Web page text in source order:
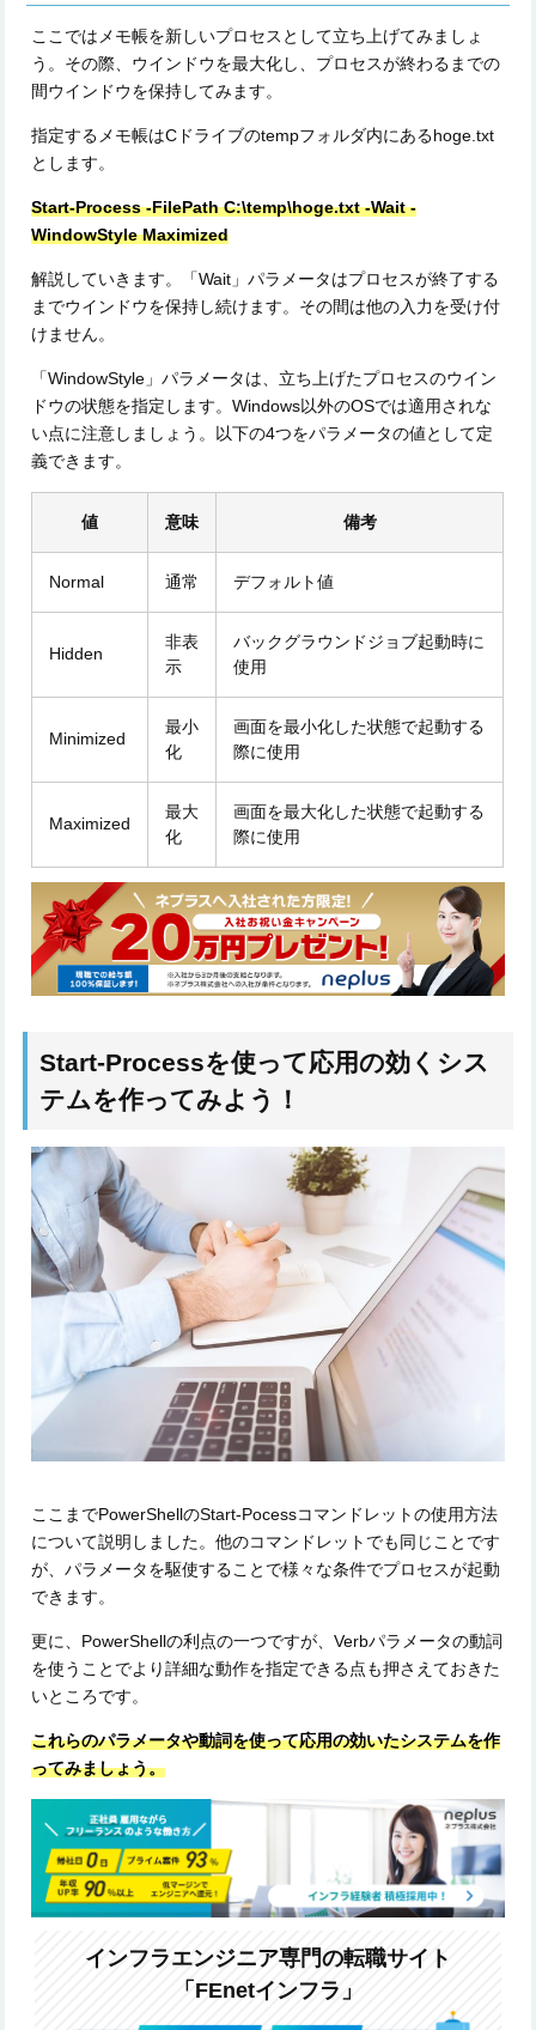
ここではメモ帳を新しいプロセスとして立ち上げてみましょ
う。その際、ウインドウを最大化し、プロセスが終わるまでの
間ウインドウを保持してみます。
指定するメモ帳はCドライブのtempフォルダ内にあるhoge.txt
とします。
Start-Process -FilePath C:\temp\hoge.txt -Wait -
WindowStyle Maximized
解説していきます。「Wait」パラメータはプロセスが終了する
までウインドウを保持し続けます。その間は他の入力を受け付
けません。
「WindowStyle」パラメータは、立ち上げたプロセスのウイン
ドウの状態を指定します。Windows以外のOSでは適用されな
い点に注意しましょう。以下の4つをパラメータの値として定
義できます。
値 意味 備考
Normal 通常 デフォルト値
Hidden
非表
示
バックグラウンドジョブ起動時に
使用
Minimized
最小
化
画面を最小化した状態で起動する
際に使用
Maximized
最大
化
画面を最大化した状態で起動する
際に使用
Start-Processを使って応用の効くシス
テムを作ってみよう！
ここまでPowerShellのStart-Pocessコマンドレットの使用方法
について説明しました。他のコマンドレットでも同じことです
が、パラメータを駆使することで様々な条件でプロセスが起動
できます。
更に、PowerShellの利点の一つですが、Verbパラメータの動詞
を使うことでより詳細な動作を指定できる点も押さえておきた
いところです。
これらのパラメータや動詞を使って応用の効いたシステムを作
ってみましょう。
インフラエンジニア専門の転職サイト
「FEnetインフラ」